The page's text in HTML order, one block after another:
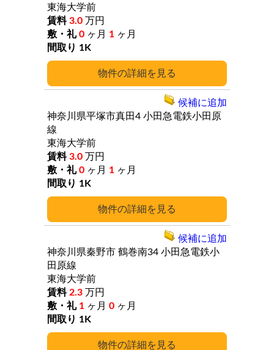
詳細
東海大学前
3.0 万円
0 ヶ月 1 ヶ月
1K
詳細
神奈川県平塚市真田4 小田急電鉄小田原
線
東海大学前
3.0 万円
0 ヶ月 1 ヶ月
1K
候補に追加
詳細
神奈川県秦野市 鶴巻南34 小田急電鉄小
田原線
東海大学前
2.3 万円
1 ヶ月 0 ヶ月
1K
候補に追加